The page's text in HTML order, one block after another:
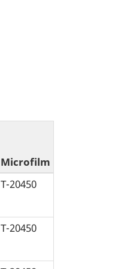
Microfilm
T-20450
T-20450